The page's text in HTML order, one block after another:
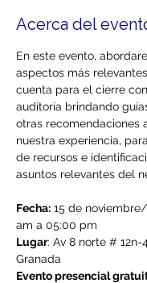
Acerca del
En este evento,
aspectos más
cuenta para el cierre
auditoría brindando
otras recomendaciones
nuestra experiencia,
de recursos e
asuntos relevantes del
Fecha: 15 de
am a 05:00 pm
Lugar: Av 8 norte # 12n-
Granada
Evento presencial